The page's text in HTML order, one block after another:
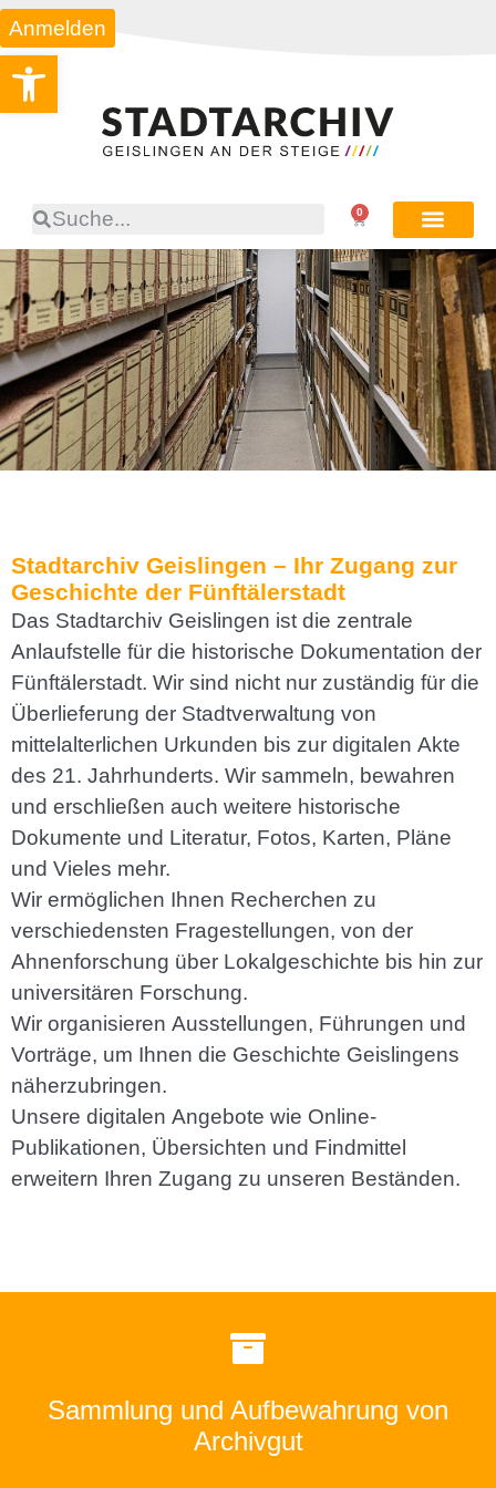
Anmelden
0
Stadtarchiv Geislingen – Ihr Zugang zur
Geschichte der Fünftälerstadt
Das Stadtarchiv Geislingen ist die zentrale
Anlaufstelle für die historische Dokumentation der
Fünftälerstadt. Wir sind nicht nur zuständig für die
Überlieferung der Stadtverwaltung von
mittelalterlichen Urkunden bis zur digitalen Akte
des 21. Jahrhunderts. Wir sammeln, bewahren
und erschließen auch weitere historische
Dokumente und Literatur, Fotos, Karten, Pläne
und Vieles mehr.
Wir ermöglichen Ihnen Recherchen zu
verschiedensten Fragestellungen, von der
Ahnenforschung über Lokalgeschichte bis hin zur
universitären Forschung.
Wir organisieren Ausstellungen, Führungen und
Vorträge, um Ihnen die Geschichte Geislingens
näherzubringen.
Unsere digitalen Angebote wie Online-
Publikationen, Übersichten und Findmittel
erweitern Ihren Zugang zu unseren Beständen.
Sammlung und Aufbewahrung von
Archivgut
Wir sammeln, bewahren und erschließen historische
Dokumente, Urkunden, Akten, Karten, Pläne, Fotos
Stadt Geislingen von Bedeutung sind.
Werkzeugleiste öffnen